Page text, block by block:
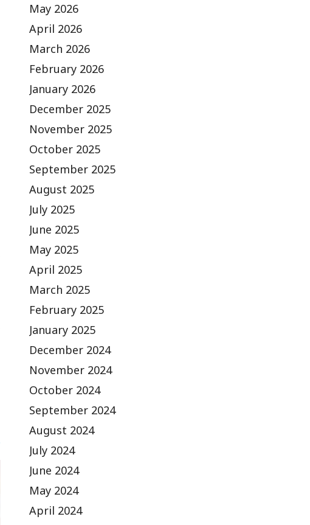
May 2026
April 2026
March 2026
February 2026
January 2026
December 2025
November 2025
October 2025
September 2025
August 2025
July 2025
June 2025
May 2025
April 2025
March 2025
February 2025
January 2025
December 2024
November 2024
October 2024
September 2024
August 2024
July 2024
June 2024
May 2024
April 2024